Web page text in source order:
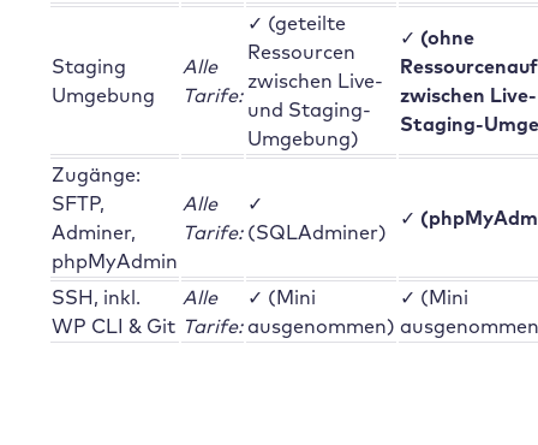
Staging
Umgebung
Alle
Tarife:
✓ (geteilte
Ressourcen
zwischen Live-
und Staging-
Umgebung)
✓ (ohne
zwischen
Staging-
Zugänge:
SFTP,
Adminer,
phpMyAdmin
Alle
Tarife:
✓
(SQLAdminer)
✓
SSH, inkl.
WP CLI & Git
Alle
Tarife:
✓ (Mini
ausgenommen)
✓ (Mini